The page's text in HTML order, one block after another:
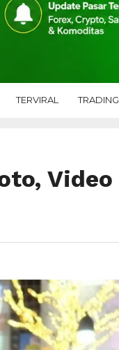
TERVIRAL TRADING
Video